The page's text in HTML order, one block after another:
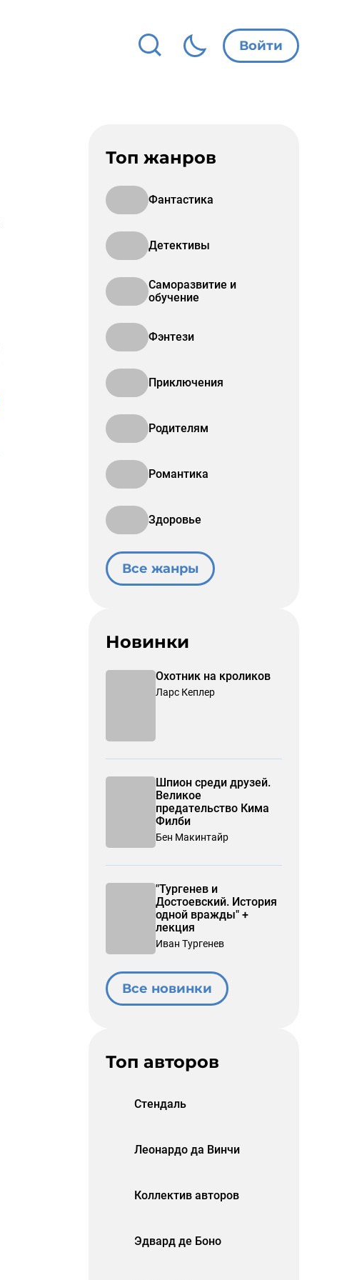
Войти
Топ жанров
Фантастика
Детективы
Саморазвитие и
обучение
Фэнтези
Приключения
Родителям
Романтика
Здоровье
Все жанры
Новинки
Охотник на кроликов
Ларс Кеплер
Шпион среди друзей.
Великое
предательство Кима
Филби
Бен Макинтайр
"Тургенев и
Достоевский. История
одной вражды" +
лекция
Иван Тургенев
Все новинки
Топ авторов
Стендаль
Леонардо да Винчи
Коллектив авторов
Эдвард де Боно